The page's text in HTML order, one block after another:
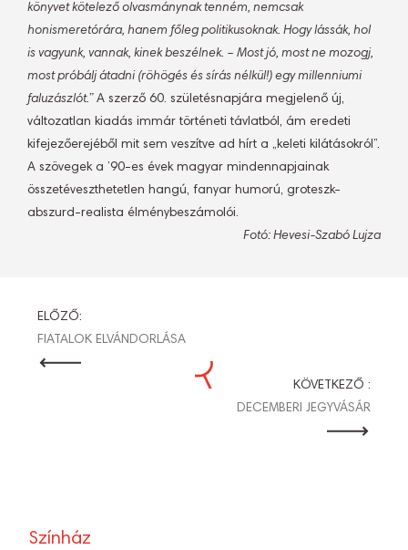
könyvet kötelező olvasmánynak tenném, nemcsak
honismeretórára, hanem főleg politikusoknak. Hogy lássák, hol
is vagyunk, vannak, kinek beszélnek. – Most jó, most ne mozogj,
most próbálj átadni (röhögés és sírás nélkül!) egy millenniumi
faluzászlót.” A szerző 60. születésnapjára megjelenő új,
változatlan kiadás immár történeti távlatból, ám eredeti
kifejezőerejéből mit sem veszítve ad hírt a „keleti kilátásokról”.
A szövegek a ’90-es évek magyar mindennapjainak
összetéveszthetetlen hangú, fanyar humorú, groteszk-
abszurd-realista élménybeszámolói.
Fotó: Hevesi-Szabó Lujza
BEJEGYZÉS
NAVIGÁCIÓ
ELŐZŐ:
FIATALOK ELVÁNDORLÁSA
KÖVETKEZŐ :
DECEMBERI JEGYVÁSÁR
Színház